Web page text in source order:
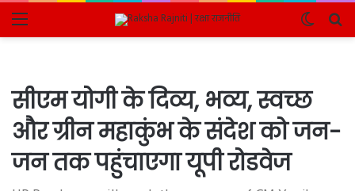
Menu
Switch
skin
सीएम योगी के दिव्य, भव्य, स्वच्छ
और ग्रीन महाकुंभ के संदेश को जन-
जन तक पहुंचाएगा यूपी रोडवेज